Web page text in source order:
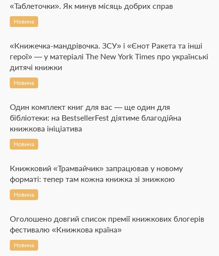
«Таблеточки». Як минув місяць добрих справ
Новина
«Книжечка-мандрівочка. ЗСУ» і «Єнот Ракета та інші
герої» — у матеріалі The New York Times про українські
дитячі книжки
Новина
Один комплект книг для вас — ще один для
бібліотеки: на BestsellerFest діятиме благодійна
книжкова ініціатива
Новина
Книжковий «Трамвайчик» запрацював у новому
форматі: тепер там кожна книжка зі знижкою
Новина
Оголошено довгий список премії книжкових блогерів
фестивалю «Книжкова країна»
Новина